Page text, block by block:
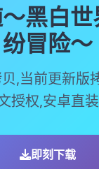
黑白
纷冒险～
,当前更新版
授权,安卓直装
即刻下载